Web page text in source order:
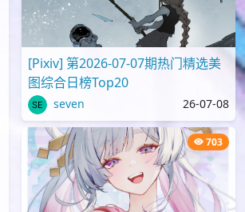
[Pixiv] 第2026-07-07期热门精选美
图综合日榜Top20
seven 26-07-08
703